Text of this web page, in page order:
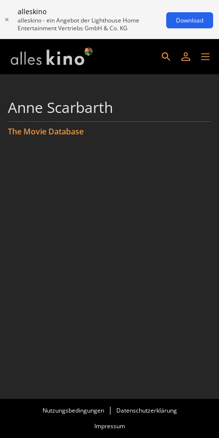
alleskino
alleskino - ein Angebot der Lighthouse Home
Entertainment Vertriebs GmbH & Co. KG
Download
Anne Scarbarth
The Movie Database
Nutzungsbedingungen
Datenschutzerklärung
Impressum